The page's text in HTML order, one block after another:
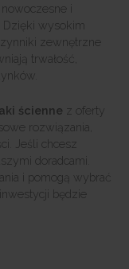
nowoczesne i
wysokim
zewnętrzne
trwałość,
ścienne z oferty
rozwiązania,
Jeśli chcesz
doradcami.
i pomogą wybrać
będzie